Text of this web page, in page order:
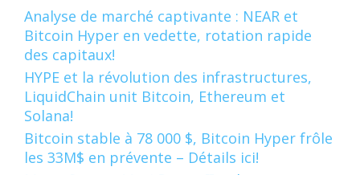
Analyse de marché captivante : NEAR et
Bitcoin Hyper en vedette, rotation rapide
des capitaux!
HYPE et la révolution des infrastructures,
LiquidChain unit Bitcoin, Ethereum et
Solana!
Bitcoin stable à 78 000 $, Bitcoin Hyper frôle
les 33M$ en prévente – Détails ici!